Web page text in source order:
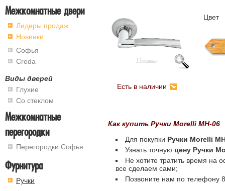
Межкомнатные двери
Лидеры продаж
Новинки
Софья
Creda
Виды дверей
Глухие
Со стеклом
Межкомнатные
перегородки
Перегородки Софья
Фурнитура
Ручки
Есть в наличии
Цвет
Как купить Ручки Morelli MH-06
Для покупки Ручки Morelli
Узнать точную цену Ручки
Не хотите тратить время на
все сделаем сами;
Позвоните нам по телефону